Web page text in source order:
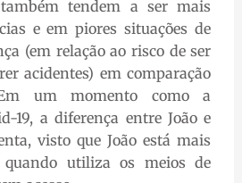
tendem a ser mais
e em piores situações de
(em relação ao risco de ser
acidentes) em comparação
um momento como a
19, a diferença entre João e
visto que João está mais
utiliza os meios de